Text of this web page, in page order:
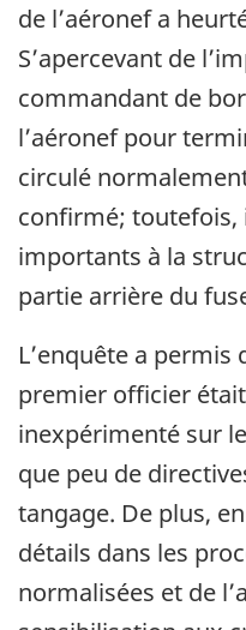
de l’aéronef a
S’apercevant de
commandant de
l’aéronef pour
circulé
confirmé; toutefois,
importants à la
partie arrière du
L’enquête a
premier officier
inexpérimenté sur
que peu de
tangage. De plus,
détails dans les
normalisées et de